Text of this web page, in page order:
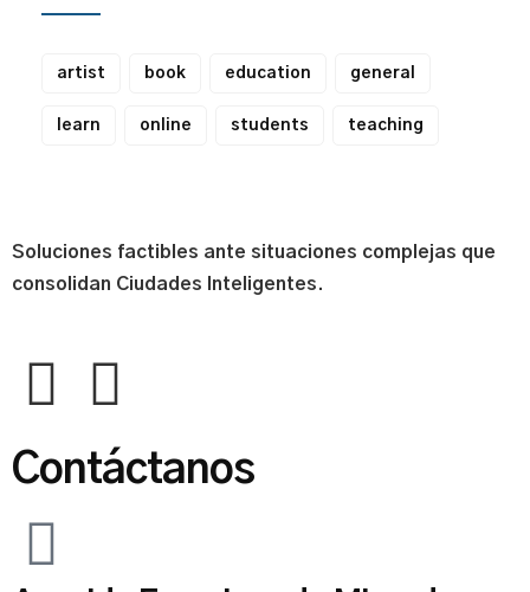
artist book education general
learn online students teaching
Soluciones factibles ante situaciones complejas que
consolidan Ciudades Inteligentes.
Contáctanos